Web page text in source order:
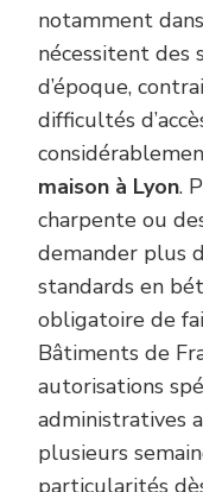
notamment
nécessitent des
d’époque,
difficultés
maison à Lyon.
charpente ou
demander plus
standards en
obligatoire de
Bâtiments de
autorisations
administratives
plusieurs